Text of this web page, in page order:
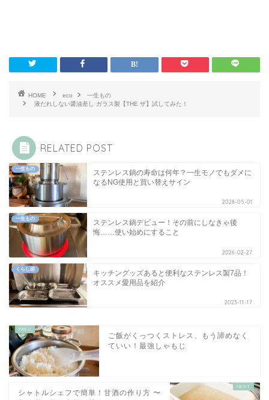
HOME eco
一生もの
液だれしない醤油差し ガラス製【THE ザ】試してみた！
RELATED POST
一生もの
ステンレス鍋の寿命は何年？一生モノでもダメに
なるNG使用と買い替えサイン
2026-05-01
一生もの
ステンレス鍋デビュー！その前にしなきゃ後
悔……使い始めにすること
2026-02-27
くらし術
キッチングッズあると便利なステンレス製7品！
オススメ愛用品を紹介
2023-11-17
ご飯がくっつくストレス、もう諦めなく
ていい！最強しゃもじ
シャトルシェフで簡単！甘酒の作り方 〜